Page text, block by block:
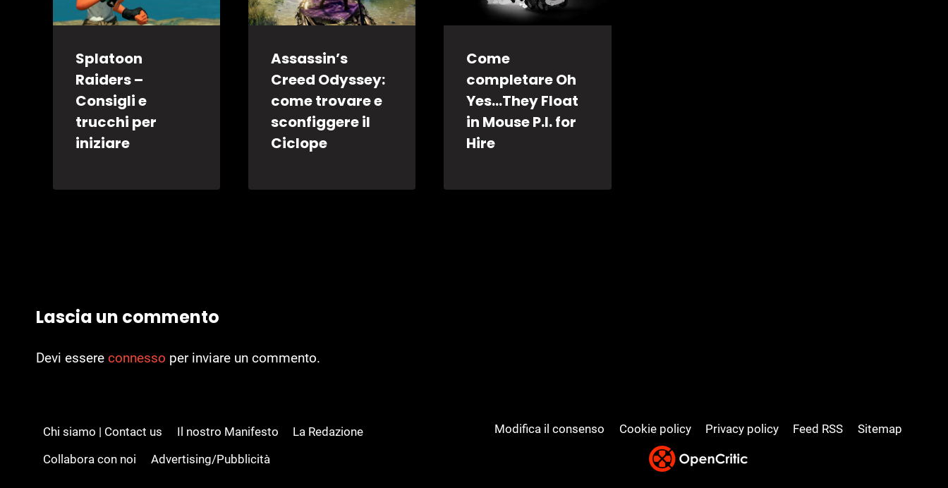
Splatoon
Raiders –
Consigli e
trucchi per
iniziare
Assassin’s
Creed Odyssey:
come trovare e
sconfiggere il
Ciclope
Come
completare Oh
Yes…They Float
in Mouse P.I. for
Hire
Lascia un commento
Devi essere connesso per inviare un commento.
Chi siamo | Contact us Il nostro Manifesto
La Redazione
Collabora con noi
Advertising/Pubblicità
Modifica il consenso Cookie policy Privacy policy Feed RSS Sitemap